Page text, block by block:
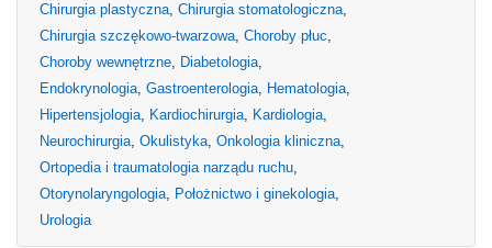
Chirurgia plastyczna, Chirurgia stomatologiczna,
Chirurgia szczękowo-twarzowa, Choroby płuc,
Choroby wewnętrzne, Diabetologia,
Endokrynologia, Gastroenterologia, Hematologia,
Hipertensjologia, Kardiochirurgia, Kardiologia,
Neurochirurgia, Okulistyka, Onkologia kliniczna,
Ortopedia i traumatologia narządu ruchu,
Otorynolaryngologia, Położnictwo i ginekologia,
Urologia